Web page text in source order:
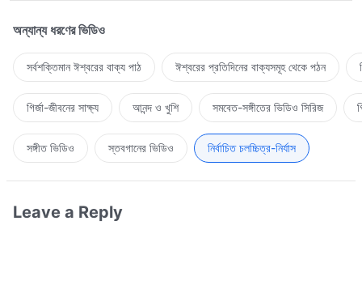
অন্যান্য ধরণের ভিডিও
সর্বশক্তিমান ঈশ্বরের বাক্য পাঠ ঈশ্বরের প্রতিদিনের বাক্যসমূহ থেকে পঠন
গির্জা-জীবনের সাক্ষ্য আনন্দ ও খুশি সমবেত-সঙ্গীতের ভিডিও সিরিজ
সঙ্গীত ভিডিও স্তবগানের ভিডিও নির্বাচিত চলচ্চিত্র-নির্যাস
Leave a Reply